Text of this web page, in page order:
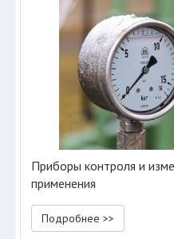
Приборы контроля и
применения
Подробнее >>